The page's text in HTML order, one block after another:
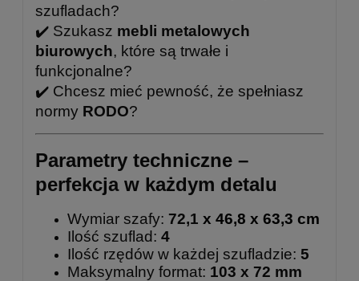
szufladach?
✔️ Szukasz mebli metalowych
biurowych, które są trwałe i
funkcjonalne?
✔️ Chcesz mieć pewność, że spełniasz
normy RODO?
Parametry techniczne –
perfekcja w każdym detalu
Wymiar szafy: 72,1 x 46,8 x 63,3 cm
Ilość szuflad: 4
Ilość rzędów w każdej szufladzie: 5
Maksymalny format: 103 x 72 mm